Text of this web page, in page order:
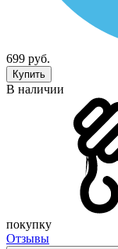
699 руб.
Купить
В наличии
покупку
Отзывы